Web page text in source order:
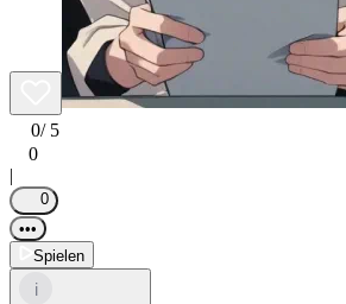
0/ 5
0
|
0
•••
Spielen
i